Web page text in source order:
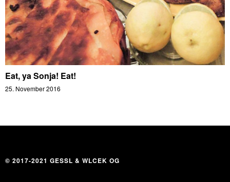
Eat, ya Sonja! Eat!
25. November 2016
© 2017-2021 GESSL & WLCEK OG